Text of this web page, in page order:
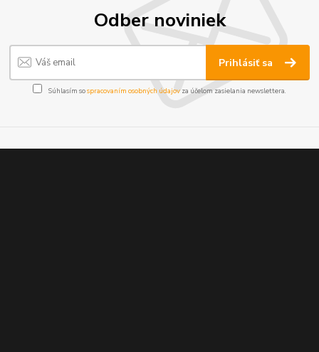
Odber noviniek
Prihlásiť sa
Súhlasím sospracovaním osobných údajov za účelom zasielania newslettera.